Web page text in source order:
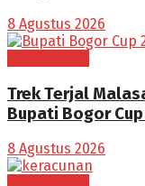
8 Agustus 2026
Trek Terjal
Bupati Bogor
8 Agustus 2026